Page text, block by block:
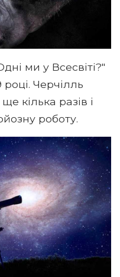
ми у Всесвіті?"
Черчілль
кілька разів і
роботу.